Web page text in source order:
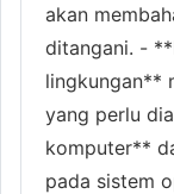
akan
ditangani. -
lingkungan**
yang perlu
komputer**
pada sistem